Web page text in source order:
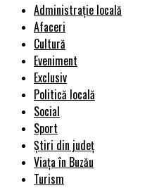
Administrație locală
Afaceri
Cultură
Eveniment
Exclusiv
Politică locală
Social
Sport
Știri din județ
Viața în Buzău
Turism